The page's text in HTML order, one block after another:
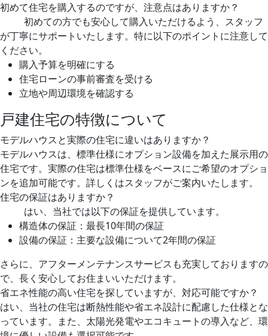
初めて住宅を購入するのですが、注意点はありますか？
初めての方でも安心して購入いただけるよう、スタッフ
が丁寧にサポートいたします。特に以下のポイントに注意して
ください。
購入予算を明確にする
住宅ローンの事前審査を受ける
立地や周辺環境を確認する
戸建住宅の特徴について
モデルハウスと実際の住宅に違いはありますか？
モデルハウスは、標準仕様にオプション設備を加えた展示用の
住宅です。実際の住宅は標準仕様をベースにご希望のオプショ
ンを追加可能です。詳しくはスタッフがご案内いたします。
住宅の保証はありますか？
はい、当社では以下の保証を提供しています。
構造体の保証：最長10年間の保証
設備の保証：主要な設備について2年間の保証
さらに、アフターメンテナンスサービスも充実しておりますの
で、長く安心してお住まいいただけます。
省エネ性能の高い住宅を探していますが、対応可能ですか？
はい、当社の住宅は断熱性能や省エネ設計に配慮した仕様とな
っています。また、太陽光発電やエコキュートの導入など、環